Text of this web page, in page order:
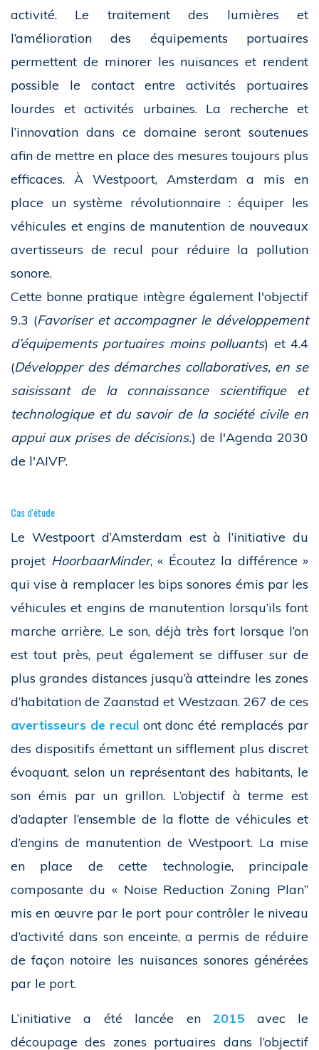
activité. Le traitement des lumières et
l’amélioration des équipements portuaires
permettent de minorer les nuisances et rendent
possible le contact entre activités portuaires
lourdes et activités urbaines. La recherche et
l’innovation dans ce domaine seront soutenues
afin de mettre en place des mesures toujours plus
efficaces. À Westpoort, Amsterdam a mis en
place un système révolutionnaire : équiper les
véhicules et engins de manutention de nouveaux
avertisseurs de recul pour réduire la pollution
sonore.
Cette bonne pratique intègre également l'objectif
9.3 (Favoriser et accompagner le développement
d’équipements portuaires moins polluants) et 4.4
(Développer des démarches collaboratives, en se
saisissant de la connaissance scientifique et
technologique et du savoir de la société civile en
appui aux prises de décisions.) de l'Agenda 2030
de l'AIVP.
Cas d'étude
Le Westpoort d’Amsterdam est à l’initiative du
projet HoorbaarMinder, « Écoutez la différence »
qui vise à remplacer les bips sonores émis par les
véhicules et engins de manutention lorsqu’ils font
marche arrière. Le son, déjà très fort lorsque l’on
est tout près, peut également se diffuser sur de
plus grandes distances jusqu’à atteindre les zones
d’habitation de Zaanstad et Westzaan. 267 de ces
avertisseurs de reculont donc été remplacés par
des dispositifs émettant un sifflement plus discret
évoquant, selon un représentant des habitants, le
son émis par un grillon. L’objectif à terme est
d’adapter l’ensemble de la flotte de véhicules et
d’engins de manutention de Westpoort. La mise
en place de cette technologie, principale
composante du « Noise Reduction Zoning Plan”
mis en œuvre par le port pour contrôler le niveau
d’activité dans son enceinte, a permis de réduire
de façon notoire les nuisances sonores générées
par le port.
L’initiative a été lancée en2015 avec le
découpage des zones portuaires dans l’objectif